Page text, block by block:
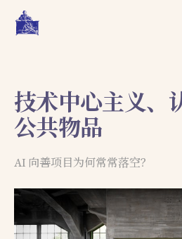
技术中心主义、
公共物品
AI 向善项目为何常常落空？